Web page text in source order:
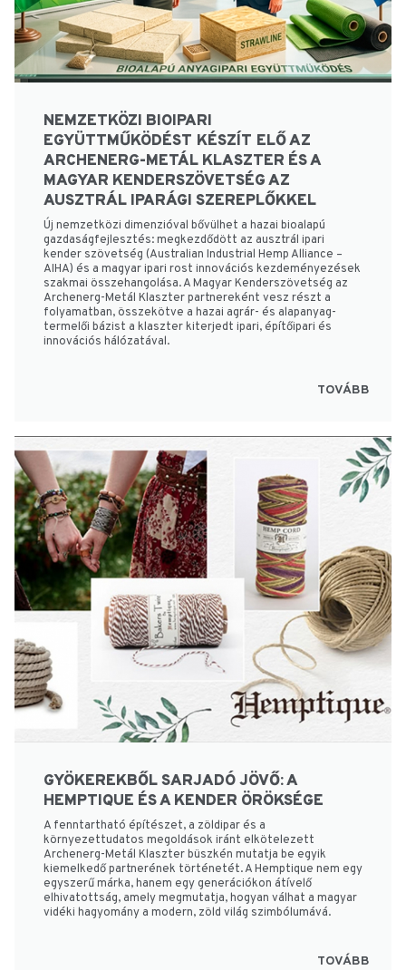
NEMZETKÖZI BIOIPARI
EGYÜTTMŰKÖDÉST KÉSZÍT ELŐ AZ
ARCHENERG-METÁL KLASZTER ÉS A
MAGYAR KENDERSZÖVETSÉG AZ
AUSZTRÁL IPARÁGI SZEREPLŐKKEL
Új nemzetközi dimenzióval bővülhet a hazai bioalapú
gazdaságfejlesztés: megkezdődött az ausztrál ipari
kender szövetség (Australian Industrial Hemp Alliance –
AIHA) és a magyar ipari rost innovációs kezdeményezések
szakmai összehangolása. A Magyar Kenderszövetség az
Archenerg-Metál Klaszter partnereként vesz részt a
folyamatban, összekötve a hazai agrár- és alapanyag-
termelői bázist a klaszter kiterjedt ipari, építőipari és
innovációs hálózatával.
TOVÁBB
GYÖKEREKBŐL SARJADÓ JÖVŐ: A
HEMPTIQUE ÉS A KENDER ÖRÖKSÉGE
A fenntartható építészet, a zöldipar és a
környezettudatos megoldások iránt elkötelezett
Archenerg-Metál Klaszter büszkén mutatja be egyik
kiemelkedő partnerének történetét. A Hemptique nem egy
egyszerű márka, hanem egy generációkon átívelő
elhivatottság, amely megmutatja, hogyan válhat a magyar
vidéki hagyomány a modern, zöld világ szimbólumává.
TOVÁBB